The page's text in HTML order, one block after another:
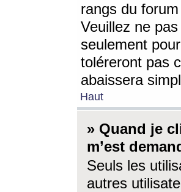
rangs du
Veuillez ne
seulement
toléreront pas
abaissera
Haut
» Quand je
m’est
Seuls les
autres